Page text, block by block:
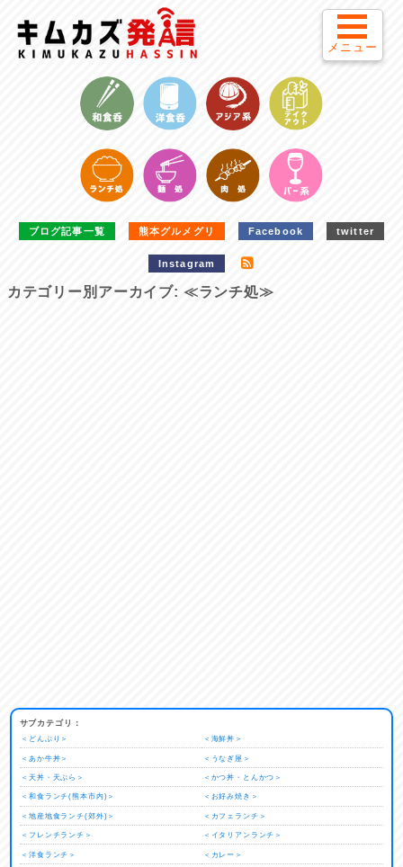
ブログ記事一覧 熊本グルメグリ Facebook twitter
Instagram
カテゴリー別アーカイブ: ≪ランチ処≫
サブカテゴリ：
＜どんぶり＞ ＜海鮮丼＞
＜あか牛丼＞ ＜うなぎ屋＞
＜天丼・天ぷら＞ ＜かつ丼・とんかつ＞
＜和食ランチ(熊本市内)＞ ＜お好み焼き＞
＜地産地食ランチ(郊外)＞ ＜カフェランチ＞
＜フレンチランチ＞ ＜イタリアンランチ＞
＜洋食ランチ＞ ＜カレー＞
メニュー